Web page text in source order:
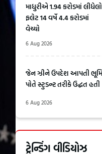
માધુરીએ 1.94 કરોડમાં લીધેલો
ફલેટ 14 વર્ષે 4.4 કરોડમાં
વેચ્યો
6 Aug 2026
જેન ઝીને ઉપદેશ આપતી ભૂમિ
પોતે સ્ટુડન્ટ તરીકે ઉદ્ધત હતી
6 Aug 2026
ટ્રેન્ડિંગ વીડિયોઝ
ગુજરાતમાં
જેના પર